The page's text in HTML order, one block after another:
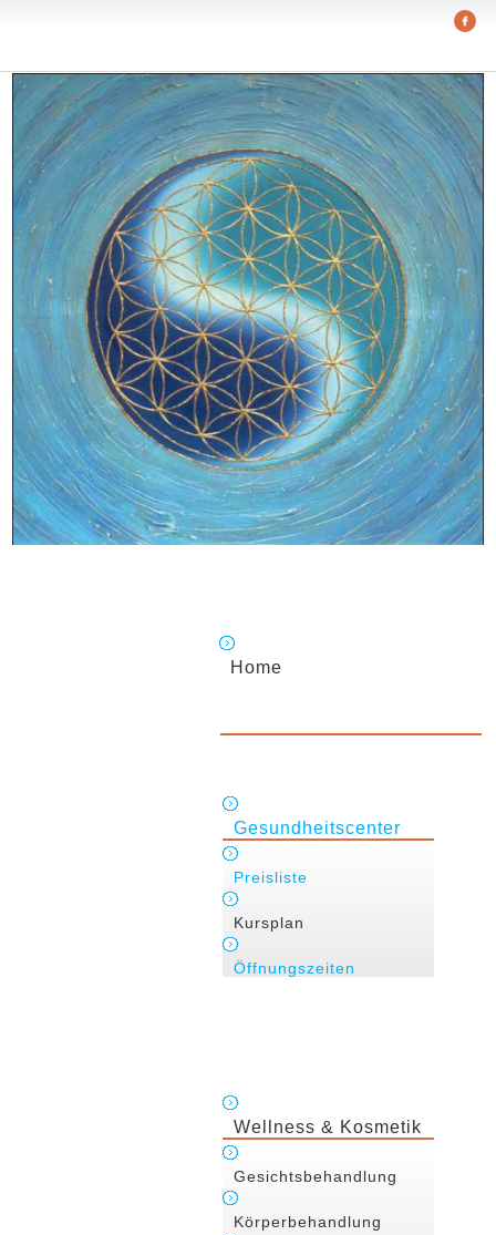
Home
Gesundheitscenter
Preisliste
Kursplan
Öffnungszeiten
Wellness & Kosmetik
Gesichtsbehandlung
Körperbehandlung